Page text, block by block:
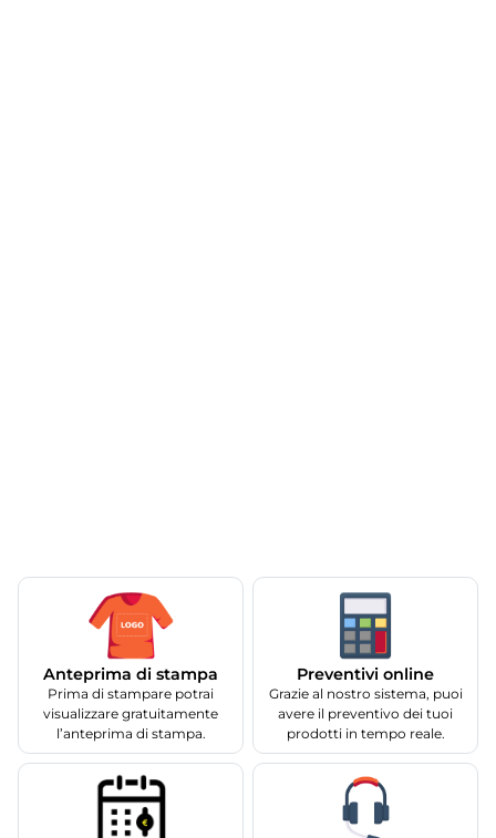
Anteprima di stampa
Prima di stampare potrai
visualizzare gratuitamente
l’anteprima di stampa.
Preventivi online
Grazie al nostro sistema, puoi
avere il preventivo dei tuoi
prodotti in tempo reale.